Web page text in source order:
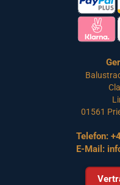
01561
Telefon:
E-Mail: